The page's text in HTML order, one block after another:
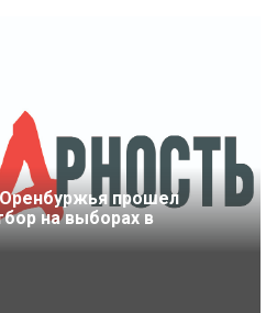
прошел
на выборах в